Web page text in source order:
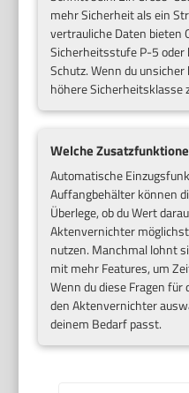
mehr Sicherheit als ein
vertrauliche Daten bieten
Sicherheitsstufe P-5
Schutz. Wenn du
höhere Sicherheitsklasse
Welche
Automatische
Auffangbehälter können
Überlege, ob du Wert
Aktenvernichter
nutzen. Manchmal lohnt
mit mehr Features, um
Wenn du diese Fragen
den Aktenvernichter
deinem Bedarf passt.